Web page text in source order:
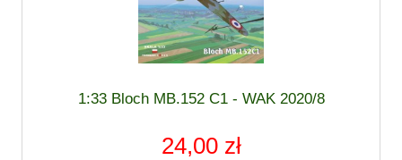
1:33 Bloch MB.152 C1 - WAK 2020/8
24,00 zł